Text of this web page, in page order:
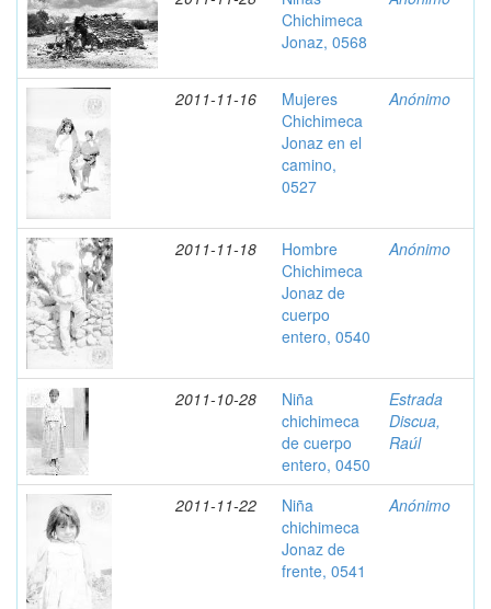
Chichimeca
Jonaz, 0568
2011-11-16
Mujeres
Chichimeca
Jonaz en el
camino,
0527
Anónimo
2011-11-18
Hombre
Chichimeca
Jonaz de
cuerpo
entero, 0540
Anónimo
2011-10-28
Niña
chichimeca
de cuerpo
entero, 0450
Estrada
Discua,
Raúl
2011-11-22
Niña
chichimeca
Jonaz de
frente, 0541
Anónimo